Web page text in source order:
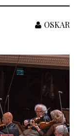
OSKAR